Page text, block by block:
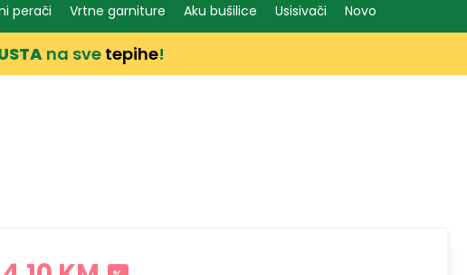
perači Vrtne garniture Aku bušilice Usisivači Novo
na sve tepihe!